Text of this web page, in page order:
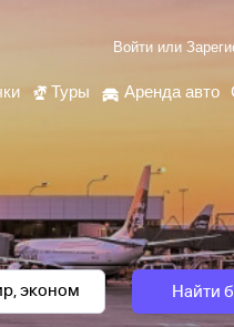
Войти или
Туры Аренда авто
Найти